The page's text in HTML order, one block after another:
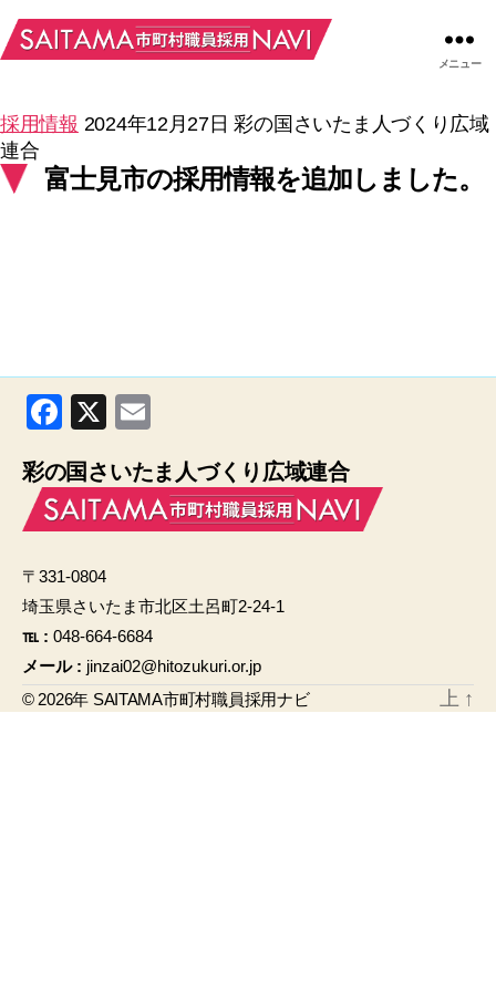
メニュー
採用情報 2024年12月27日彩の国さいたま人づくり広域
連合
富士見市の採用情報を追加しました。
F
c
e
o
o
k
X
ail
彩の国さいたま人づくり広域連合
〒331-0804
埼玉県さいたま市北区土呂町2-24-1
℡ : 048-664-6684
メール : jinzai02@hitozukuri.or.jp
© 2026年 SAITAMA市町村職員採用ナビ 上 ↑